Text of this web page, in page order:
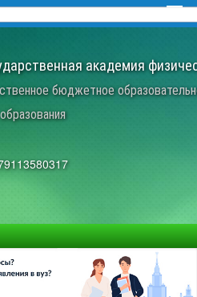
академия
бюджетное